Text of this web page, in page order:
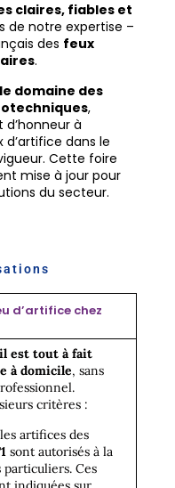
claires, fiables et
de notre expertise –
des feux
.
domaine des
,
à
d’artifice dans le
Cette foire
mise à jour pour
du secteur.
d’artifice chez
est tout à fait
à domicile, sans
critères :
artifices des
sont autorisés à la
particuliers. Ces